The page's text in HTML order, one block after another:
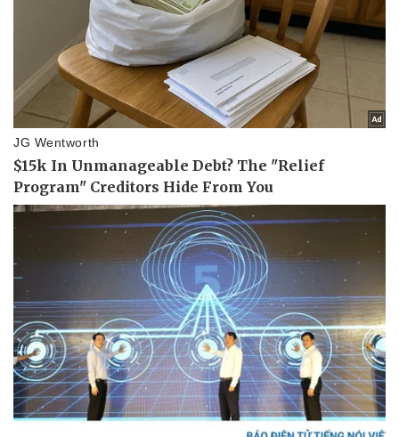
Sản phụ khoa
Nam khoa
Làm đẹp - giảm cân
Phòng mạch online
Ăn sạch sống khỏe
Tình yêu - Gia đình